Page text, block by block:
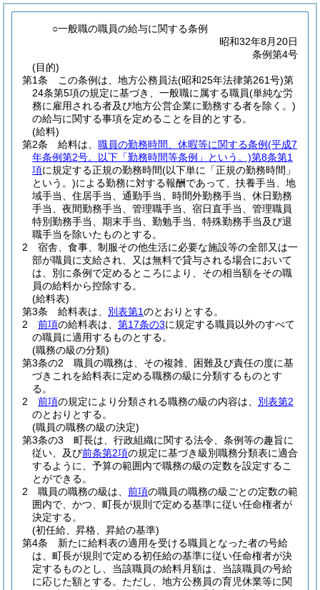
○一般職の職員の給与に関する条例
昭和32年8月20日
条例第4号
(目的)
第1条
この条例は、地方公務員法(昭和25年法律第261号)第
24条第5項の規定に基づき、一般職に属する職員(単純な労
務に雇用される者及び地方公営企業に勤務する者を除く。)
の給与に関する事項を定めることを目的とする。
(給料)
第2条
給料は、 職員の勤務時間、休暇等に関する条例(平成7
年条例第2号。以下「勤務時間等条例」という。)第8条第1
項に規定する正規の勤務時間(以下単に「正規の勤務時間」
という。)による勤務に対する報酬であって、扶養手当、地
域手当、住居手当、通勤手当、時間外勤務手当、休日勤務
手当、夜間勤務手当、管理職手当、宿日直手当、管理職員
特別勤務手当、期末手当、勤勉手当、特殊勤務手当及び退
職手当を除いたものとする。
2
宿舎、食事、制服その他生活に必要な施設等の全部又は一
部が職員に支給され、又は無料で貸与される場合において
は、別に条例で定めるところにより、その相当額をその職
員の給料から控除する。
(給料表)
第3条
給料表は、 別表第1のとおりとする。
2
前項の給料表は、 第17条の3に規定する職員以外のすべて
の職員に適用するものとする。
(職務の級の分類)
第3条の2
職員の職務は、その複雑、困難及び責任の度に基
づきこれを給料表に定める職務の級に分類するものとす
る。
2
前項の規定により分類される職務の級の内容は、 別表第2
のとおりとする。
(職員の職務の級の決定)
第3条の3
町長は、行政組織に関する法令、条例等の趣旨に
従い、及び前条第2項の規定に基づき級別職務分類表に適合
するように、予算の範囲内で職務の級の定数を設定するこ
とができる。
2
職員の職務の級は、 前項の職員の職務の級ごとの定数の範
囲内で、かつ、町長が規則で定める基準に従い任命権者が
決定する。
(初任給、昇格、昇給の基準)
第4条
新たに給料表の適用を受ける職員となった者の号給
は、町長が規則で定める初任給の基準に従い任命権者が決
定するものとし、当該職員の給料月額は、当該職員の号給
に応じた額とする。 ただし、地方公務員の育児休業等に関